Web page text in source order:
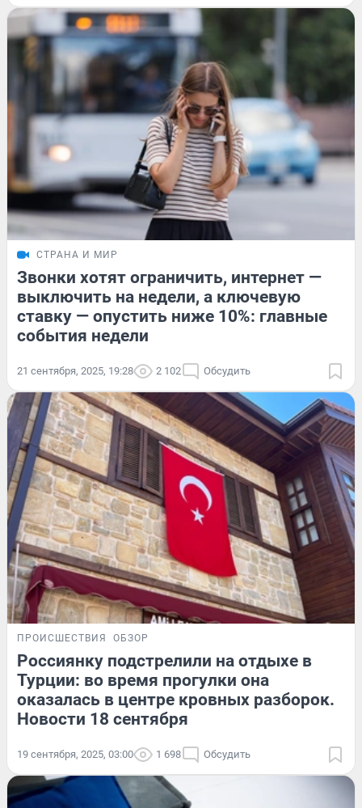
СТРАНА И МИР
Звонки хотят ограничить, интернет —
выключить на недели, а ключевую
ставку — опустить ниже 10%: главные
события недели
21 сентября, 2025, 19:28 2 102 Обсудить
ПРОИСШЕСТВИЯ ОБЗОР
Россиянку подстрелили на отдыхе в
Турции: во время прогулки она
оказалась в центре кровных разборок.
Новости 18 сентября
19 сентября, 2025, 03:00 1 698 Обсудить